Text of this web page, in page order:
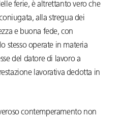
ferie, è altrettanto vero che
alla stregua dei
e buona fede, con
stesso operate in materia
del datore di lavoro a
lavorativa dedotta in
contemperamento non